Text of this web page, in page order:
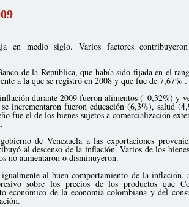
medio siglo. Varios factores
de la República, que había sido fijada en el
a la que se registró en 2008 y que fue de 7,67% .
durante 2009 fueron alimentos (–0,32%) y
incrementaron fueron educación (6,3%), salud
fue el de los bienes sujetos a comercialización
de Venezuela a las exportaciones
al descenso de la inflación. Varios de los
no aumentaron o disminuyeron.
al buen comportamiento de la inflación,
sobre los precios de los productos que
de la economía colombiana y del